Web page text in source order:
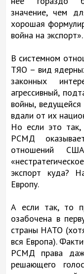
значение, чем
хорошая
война на экспорт».
В системном
ТЯО – вид
законных
агрессивный,
войны,
вдали от их
Но если это
РСМД
отношений
экспорт куда?
Европу.
А если так, то
озабочена в
страны НАТО
вся Европа).
РСМД права
решающего